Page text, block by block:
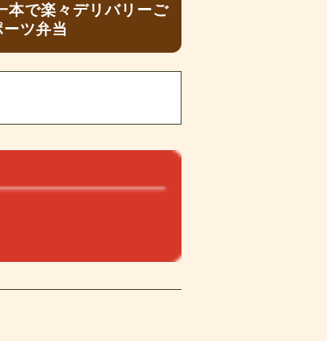
本で楽々デリバリーご
ツ弁当